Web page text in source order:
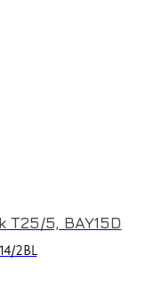
5, BAY15D
2BL